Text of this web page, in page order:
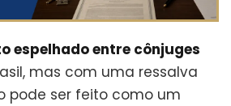
espelhado entre cônjuges
mas com uma ressalva
pode ser feito como um